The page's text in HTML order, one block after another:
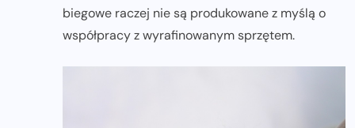
biegowe raczej nie są produkowane z myślą o
współpracy z wyrafinowanym sprzętem.